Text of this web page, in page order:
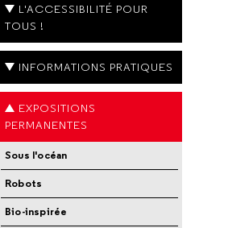
L'ACCESSIBILITÉ POUR
TOUS !
INFORMATIONS PRATIQUES
EXPOSITIONS
PERMANENTES
Sous l'océan
Robots
Bio-inspirée